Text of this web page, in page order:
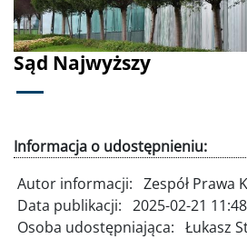
Sąd Najwyższy
Informacja o udostępnieniu:
Autor informacji: Zespół Prawa
Data publikacji: 2025-02-21
Osoba udostępniająca: Łukasz